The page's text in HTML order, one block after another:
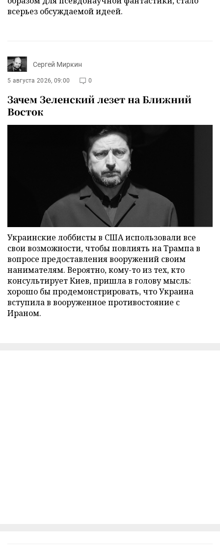
всерьез обсуждаемой идеей.
Сергей Миркин
5 августа 2026, 09:00 0
Зачем Зеленский лезет на Ближний
Восток
Украинские лоббисты в США использовали все
свои возможности, чтобы повлиять на Трампа в
вопросе предоставления вооружений своим
нанимателям. Вероятно, кому-то из тех, кто
консультирует Киев, пришла в голову мысль:
хорошо бы продемонстрировать, что Украина
вступила в вооруженное противостояние с
Ираном.